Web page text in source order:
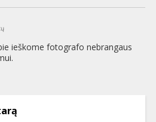
ieškome fotografo nebrangaus